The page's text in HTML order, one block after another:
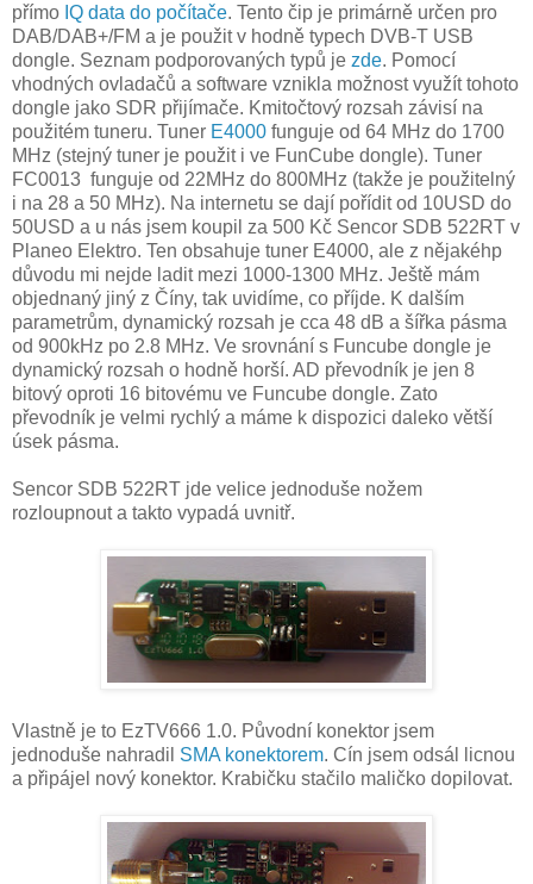
přímo IQ data do počítače. Tento čip je primárně určen pro
DAB/DAB+/FM a je použit v hodně typech DVB-T USB
dongle. Seznam podporovaných typů je zde. Pomocí
vhodných ovladačů a software vznikla možnost využít tohoto
dongle jako SDR přijímače. Kmitočtový rozsah závisí na
použitém tuneru. Tuner E4000 funguje od 64 MHz do 1700
MHz (stejný tuner je použit i ve FunCube dongle). Tuner
FC0013 funguje od 22MHz do 800MHz (takže je použitelný
i na 28 a 50 MHz). Na internetu se dají pořídit od 10USD do
50USD a u nás jsem koupil za 500 Kč Sencor SDB 522RT v
Planeo Elektro. Ten obsahuje tuner E4000, ale z nějakéhp
důvodu mi nejde ladit mezi 1000-1300 MHz. Ještě mám
objednaný jiný z Číny, tak uvidíme, co příjde. K dalším
parametrům, dynamický rozsah je cca 48 dB a šířka pásma
od 900kHz po 2.8 MHz. Ve srovnání s Funcube dongle je
dynamický rozsah o hodně horší. AD převodník je jen 8
bitový oproti 16 bitovému ve Funcube dongle. Zato
převodník je velmi rychlý a máme k dispozici daleko větší
úsek pásma.
Sencor SDB 522RT jde velice jednoduše nožem
rozloupnout a takto vypadá uvnitř.
Vlastně je to EzTV666 1.0. Původní konektor jsem
jednoduše nahradil SMA konektorem. Cín jsem odsál licnou
a připájel nový konektor. Krabičku stačilo maličko dopilovat.